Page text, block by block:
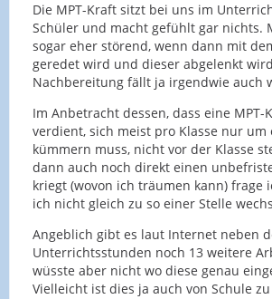
Die MPT-Kraft sitzt bei uns im
Schüler und macht gefühlt gar nichts.
sogar eher störend, wenn dann mit
geredet wird und dieser abgelenkt
Nachbereitung fällt ja irgendwie auch
Im Anbetracht dessen, dass eine MPT-
verdient, sich meist pro Klasse nur um
kümmern muss, nicht vor der Klasse
dann auch noch direkt einen
kriegt (wovon ich träumen kann) frage
ich nicht gleich zu so einer Stelle
Angeblich gibt es laut Internet neben
Unterrichtsstunden noch 13 weitere
wüsste aber nicht wo diese genau
Vielleicht ist dies ja auch von Schule